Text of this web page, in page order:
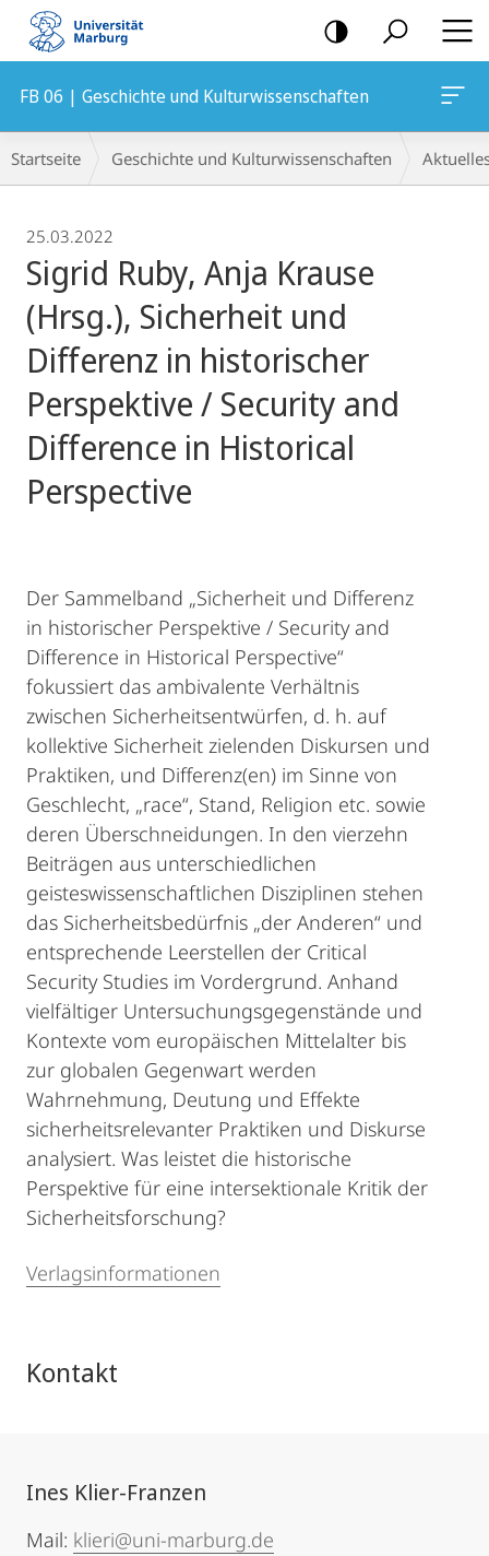
Mobile-
Navigation
FB 06 | Geschichte und Kulturwissenschaften
Breadcrumb-
Navigation
Startseite Geschichte und Kulturwissenschaften
25.03.2022
Sigrid Ruby, Anja Krause
(Hrsg.), Sicherheit und
Differenz in historischer
Perspektive / Security and
Difference in Historical
Perspective
Der Sammelband „Sicherheit und Differenz
in historischer Perspektive / Security and
Difference in Historical Perspective“
fokussiert das ambivalente Verhältnis
zwischen Sicherheitsentwürfen, d. h. auf
kollektive Sicherheit zielenden Diskursen und
Praktiken, und Differenz(en) im Sinne von
Geschlecht, „race“, Stand, Religion etc. sowie
deren Überschneidungen. In den vierzehn
Beiträgen aus unterschiedlichen
geisteswissenschaftlichen Disziplinen stehen
das Sicherheitsbedürfnis „der Anderen“ und
entsprechende Leerstellen der Critical
Security Studies im Vordergrund. Anhand
vielfältiger Untersuchungsgegenstände und
Kontexte vom europäischen Mittelalter bis
zur globalen Gegenwart werden
Wahrnehmung, Deutung und Effekte
sicherheitsrelevanter Praktiken und Diskurse
analysiert. Was leistet die historische
Perspektive für eine intersektionale Kritik der
Sicherheitsforschung?
Verlagsinformationen
Kontakt
Ines Klier-Franzen
Mail: klieri@uni-marburg.de